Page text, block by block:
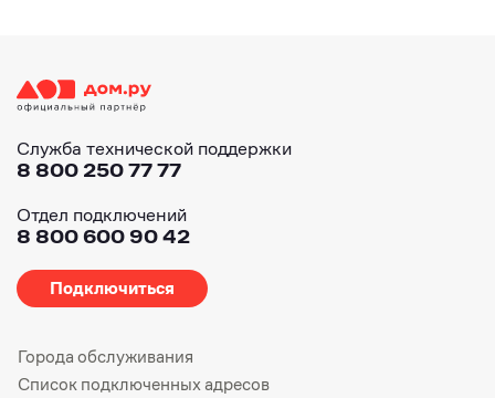
Служба технической поддержки
8 800 250 77 77
Отдел подключений
8 800 600 90 42
Подключиться
Города обслуживания
Список подключенных адресов